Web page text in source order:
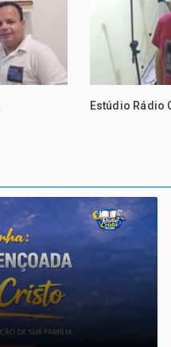
Estúdio Rádio